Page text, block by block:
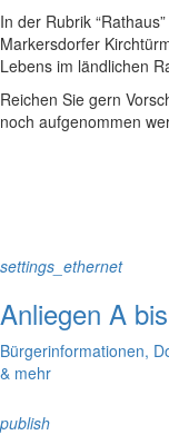
In der Rubrik
Markersdorfer
Lebens im ländlichen
Reichen Sie gern
noch aufgenommen
settings_ethernet
Anliegen A
Bürgerinformationen,
& mehr
publish